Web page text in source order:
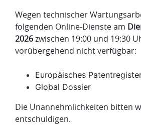
Wegen technischer
folgenden Online-Dienste am
2026zwischen 19:00 und 19:30
vorübergehend nicht verfügbar:
Europäisches
Global Dossier
Die Unannehmlichkeiten bitten
entschuldigen.